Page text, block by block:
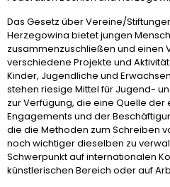
Das Gesetz über Vereine/
Herzegowina bietet jungen
zusammenzuschließen und einen
verschiedene Projekte und
Kinder, Jugendliche und
stehen riesige Mittel für Jugend-
zur Verfügung, die eine Quelle der
Engagements und der
die die Methoden zum Schreiben
noch wichtiger dieselben zu
Schwerpunkt auf internationalen
künstlerischen Bereich oder auf